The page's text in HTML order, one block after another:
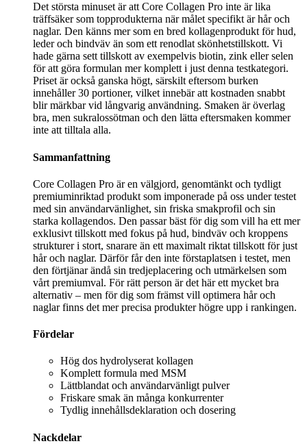
Det största minuset är att Core Collagen Pro inte är lika
träffsäker som topprodukterna när målet specifikt är hår och
naglar. Den känns mer som en bred kollagenprodukt för hud,
leder och bindväv än som ett renodlat skönhetstillskott. Vi
hade gärna sett tillskott av exempelvis biotin, zink eller selen
för att göra formulan mer komplett i just denna testkategori.
Priset är också ganska högt, särskilt eftersom burken
innehåller 30 portioner, vilket innebär att kostnaden snabbt
blir märkbar vid långvarig användning. Smaken är överlag
bra, men sukralossötman och den lätta eftersmaken kommer
inte att tilltala alla.
Sammanfattning
Core Collagen Pro är en välgjord, genomtänkt och tydligt
premiuminriktad produkt som imponerade på oss under testet
med sin användarvänlighet, sin friska smakprofil och sin
starka kollagendos. Den passar bäst för dig som vill ha ett mer
exklusivt tillskott med fokus på hud, bindväv och kroppens
strukturer i stort, snarare än ett maximalt riktat tillskott för just
hår och naglar. Därför får den inte förstaplatsen i testet, men
den förtjänar ändå sin tredjeplacering och utmärkelsen som
vårt premiumval. För rätt person är det här ett mycket bra
alternativ – men för dig som främst vill optimera hår och
naglar finns det mer precisa produkter högre upp i rankingen.
Fördelar
Hög dos hydrolyserat kollagen
Komplett formula med MSM
Lättblandat och användarvänligt pulver
Friskare smak än många konkurrenter
Tydlig innehållsdeklaration och dosering
Nackdelar